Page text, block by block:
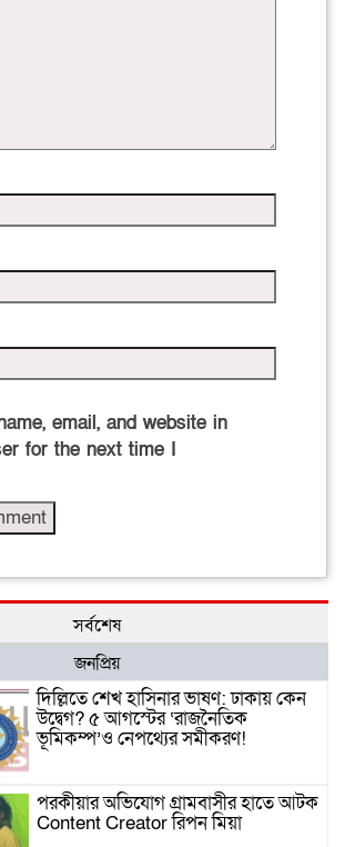
email, and website in
for the next time I
সর্বশেষ
জনপ্রিয়
দিল্লিতে শেখ হাসিনার ভাষণ: ঢাকায় কেন
উদ্বেগ? ৫ আগস্টের ‘রাজনৈতিক
ভূমিকম্প’ও নেপথ্যের সমীকরণ!
পরকীয়ার অভিযোগ গ্রামবাসীর হাতে আটক
Content Creator রিপন মিয়া